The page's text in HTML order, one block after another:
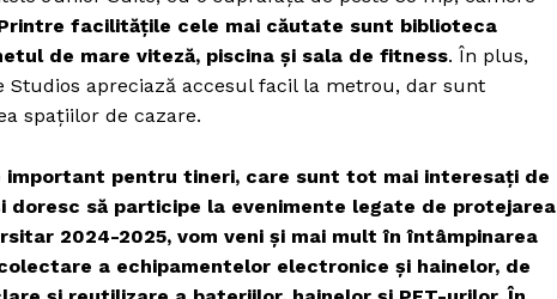
mult
StirileMedia.ro
Despre noi
Contactați-ne
facilitățile cele mai căutate sunt biblioteca
de mare viteză, piscina și sala de fitness. În plus,
apreciază accesul facil la metrou, dar sunt
spațiilor de cazare.
pentru tineri, care sunt tot mai interesați de
să participe la evenimente legate de protejarea
2024-2025, vom veni și mai mult în întâmpinarea
a echipamentelor electronice și hainelor, de